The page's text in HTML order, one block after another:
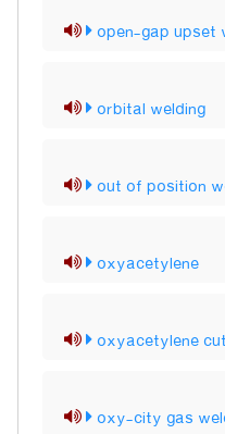
open-gap upset
orbital welding
out of position
oxyacetylene
oxyacetylene
oxy-city gas